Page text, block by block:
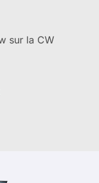
sur la CW